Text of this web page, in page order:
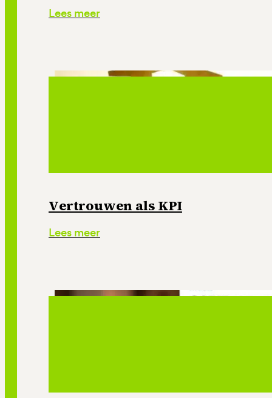
Lees meer
Vertrouwen als KPI
Lees meer